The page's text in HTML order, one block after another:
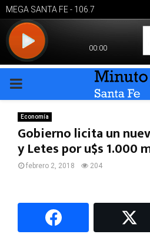
PRIMARY
MENU
Economía
Gobierno licita un
y Letes por u$s 1.000
febrero 2, 2018 204